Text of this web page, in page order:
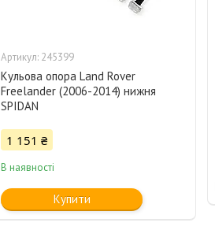
245399
Кульова опора Land Rover
Freelander (2006-2014) нижня
SPIDAN
1 151 ₴
В наявності
Купити